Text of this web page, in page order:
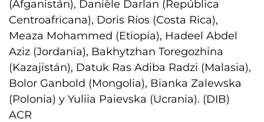
(Afganistán), Danièle Darlan (República
Centroafricana), Doris Ríos (Costa Rica),
Meaza Mohammed (Etiopía), Hadeel Abdel
Aziz (Jordania), Bakhytzhan Toregozhina
(Kazajistán), Datuk Ras Adiba Radzi (Malasia),
Bolor Ganbold (Mongolia), Bianka Zalewska
(Polonia) y Yuliia Paievska (Ucrania). (DIB)
ACR